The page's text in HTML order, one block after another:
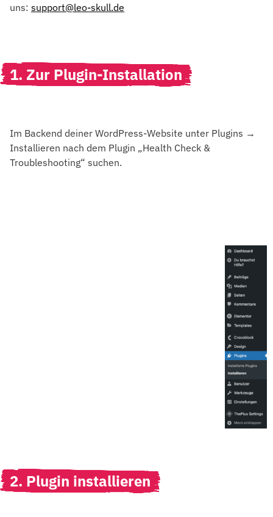
uns: support@leo-skull.de
1. Zur Plugin-Installation
Im Backend deiner WordPress-Website unter Plugins →
Installieren nach dem Plugin „Health Check &
Troubleshooting“ suchen.
2. Plugin installieren